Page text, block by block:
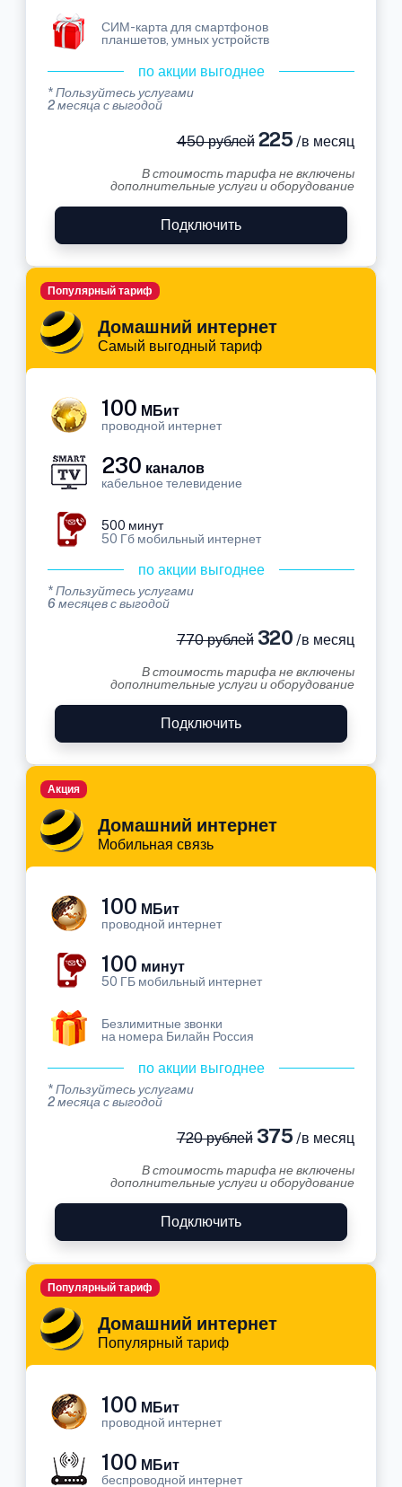
СИМ-карта для смартфонов
планшетов, умных устройств
по акции выгоднее
* Пользуйтесь услугами
2 месяца с выгодой
450 рублей225 /в месяц
В стоимость тарифа не включены
дополнительные услуги и оборудование
Подключить
Домашний интернет
Самый выгодный тариф
Популярный тариф
100 МБит
проводной интернет
230 каналов
кабельное телевидение
500 минут
50 Гб мобильный интернет
по акции выгоднее
* Пользуйтесь услугами
6 месяцев с выгодой
770 рублей320 /в месяц
В стоимость тарифа не включены
дополнительные услуги и оборудование
Подключить
Домашний интернет
Мобильная связь
Акция
100 МБит
проводной интернет
100 минут
50 ГБ мобильный интернет
Безлимитные звонки
на номера Билайн Россия
по акции выгоднее
* Пользуйтесь услугами
2 месяца с выгодой
720 рублей375 /в месяц
В стоимость тарифа не включены
дополнительные услуги и оборудование
Подключить
Домашний интернет
Популярный тариф
Популярный тариф
100 МБит
проводной интернет
100 МБит
беспроводной интернет